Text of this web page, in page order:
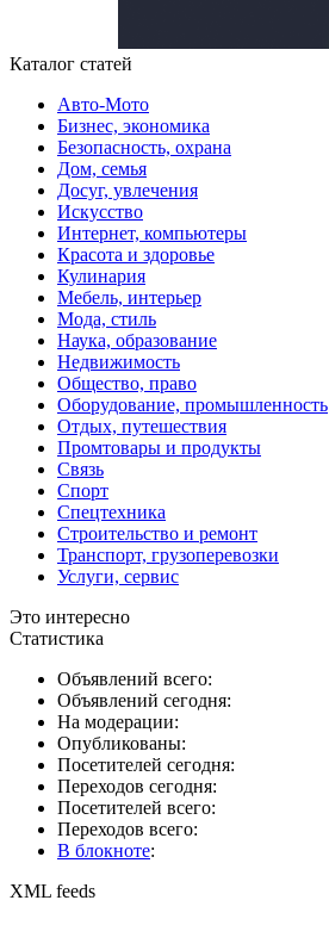
Каталог статей
Авто-Мото
Бизнес, экономика
Безопасность, охрана
Дом, семья
Досуг, увлечения
Искусство
Интернет, компьютеры
Красота и здоровье
Кулинария
Мебель, интерьер
Мода, стиль
Наука, образование
Недвижимость
Общество, право
Оборудование, промышленность
Отдых, путешествия
Промтовары и продукты
Связь
Спорт
Спецтехника
Строительство и ремонт
Транспорт, грузоперевозки
Услуги, сервис
Это интересно
Статистика
Объявлений всего:
Объявлений сегодня:
На модерации:
Опубликованы:
Посетителей сегодня:
Переходов сегодня:
Посетителей всего:
Переходов всего:
В блокноте:
XML feeds